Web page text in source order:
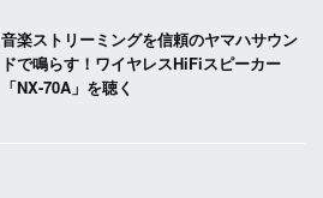
音楽ストリーミングを信頼のヤマハサウン
ドで鳴らす！ワイヤレスHiFiスピーカー
「NX-70A」を聴く